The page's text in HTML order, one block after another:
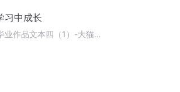
习中成长
业作品文本四（1）-大猫一